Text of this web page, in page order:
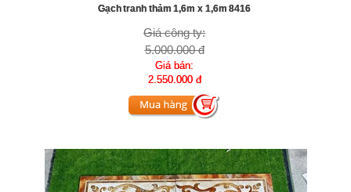
Gạch tranh thảm 1,6m x 1,6m 8416
Giá công ty:
5.000.000 đ
Giá bán:
2.550.000 đ